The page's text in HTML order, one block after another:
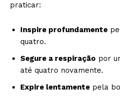
praticar:
Inspire profundamente
quatro.
Segure a respiração por
até quatro novamente.
Expire lentamente pela